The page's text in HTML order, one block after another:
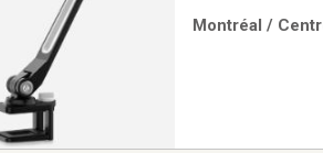
portée et vous
Montréal /